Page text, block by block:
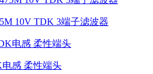
10V TDK 3端子滤波器
感 柔性端头